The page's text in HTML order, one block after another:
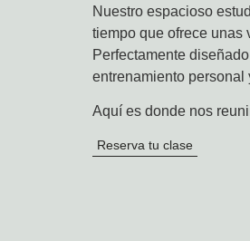
Nuestro espacioso
tiempo que ofrece unas
Perfectamente
entrenamiento personal
Aquí es donde nos
Reserva tu clase